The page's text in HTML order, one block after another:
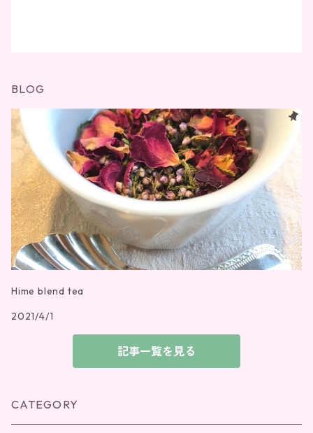
BLOG
Hime blend tea
2021/4/1
記事一覧を見る
CATEGORY